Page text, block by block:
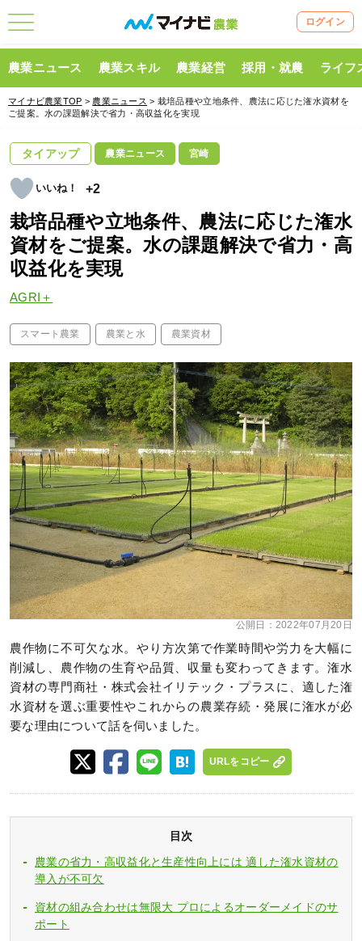
ログイン
農業ニュース 農業スキル 農業経営 採用・就農 ライフ
マイナビ農業TOP > 農業ニュース > 栽培品種や立地条件、農法に応じた潅水資材を
ご提案。水の課題解決で省力・高収益化を実現
タイアップ 農業ニュース 宮崎
+2
栽培品種や立地条件、農法に応じた潅水
資材をご提案。水の課題解決で省力・高
収益化を実現
AGRI＋
スマート農業 農業と水 農業資材
公開日： 2022年07月20日
農作物に不可欠な水。やり方次第で作業時間や労力を大幅に
削減し、農作物の生育や品質、収量も変わってきます。潅水
資材の専門商社・株式会社イリテック・プラスに、適した潅
水資材を選ぶ重要性やこれからの農業存続・発展に潅水が必
要な理由について話を伺いました。
URLをコピー
目次
農業の省力・高収益化と生産性向上には 適した潅水資材の
導入が不可欠
資材の組み合わせは無限大 プロによるオーダーメイドのサ
ポート